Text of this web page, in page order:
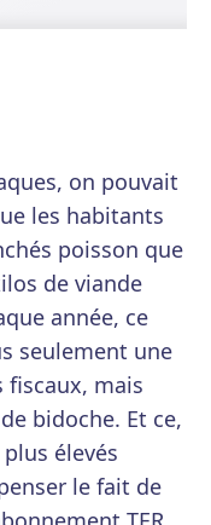
on pouvait
les habitants
poisson que
de viande
année, ce
seulement une
fiscaux, mais
bidoche. Et ce,
élevés
le fait de